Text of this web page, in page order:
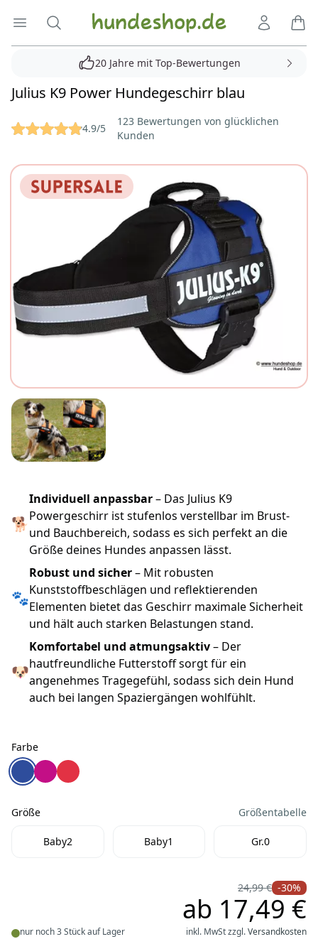
Menü öffnen
Suche Hundeshop.de
20 Jahre mit Top-Bewertungen
Julius K9 Power Hundegeschirr blau
Reviews 4.9/5
123 Bewertungen von glücklichen
Kunden
Bilder
🐕
Individuell anpassbar– Das Julius K9
Powergeschirr ist stufenlos verstellbar im Brust-
und Bauchbereich, sodass es sich perfekt an die
Größe deines Hundes anpassen lässt.
🐾
Robust und sicher– Mit robusten
Kunststoffbeschlägen und reflektierenden
Elementen bietet das Geschirr maximale Sicherheit
und hält auch starken Belastungen stand.
🐶
Komfortabel und atmungsaktiv– Der
hautfreundliche Futterstoff sorgt für ein
angenehmes Tragegefühl, sodass sich dein Hund
auch bei langen Spaziergängen wohlfühlt.
Farbe
Farbe
Julius K9 Power Hundegeschirr blau
Julius K9 Power Hundegeschirr fuchsia
Julius K9 Power Hundegeschirr rot
Größe Größentabelle
Baby2 Baby1 Gr.0
nur noch 3 Stück auf Lager
24,99 € -30%
ab 17,49 €
inkl. MwSt zzgl.Versandkosten